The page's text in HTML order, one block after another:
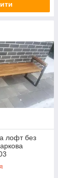
лофт без